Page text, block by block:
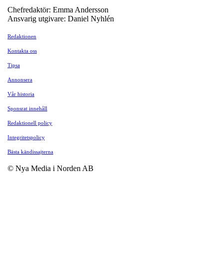
Chefredaktör: Emma Andersson
Ansvarig utgivare: Daniel Nyhlén
Redaktionen
Kontakta oss
Tipsa
Annonsera
Vår historia
Sponsrat innehåll
Redaktionell policy
Integritetspolicy
Bästa kändissajterna
© Nya Media i Norden AB